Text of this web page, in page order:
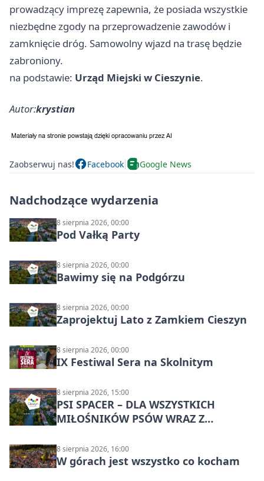
prowadzący imprezę zapewnia, że posiada wszystkie
niezbędne zgody na przeprowadzenie zawodów i
zamknięcie dróg. Samowolny wjazd na trasę będzie
zabroniony.
na podstawie: Urząd Miejski w Cieszynie.
Autor:krystian
Zaobserwuj nas! Facebook Google News
Nadchodzące wydarzenia
8 sierpnia 2026, 00:00
Pod Vałką Party
8 sierpnia 2026, 00:00
Bawimy się na Podgórzu
8 sierpnia 2026, 00:00
Zaprojektuj Lato z Zamkiem Cieszyn
8 sierpnia 2026, 00:00
IX Festiwal Sera na Skolnitym
8 sierpnia 2026, 15:00
PSI SPACER – DLA WSZYSTKICH
MIŁOŚNIKÓW PSÓW WRAZ Z
8 sierpnia 2026, 16:00
W górach jest wszystko co kocham